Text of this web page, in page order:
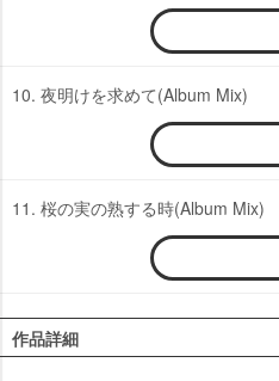
10. 夜明けを求めて(Album Mix)
11. 桜の実の熟する時(Album Mix)
作品詳細